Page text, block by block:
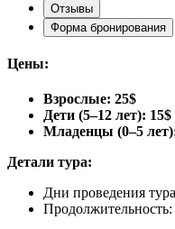
Отзывы
Форма бронирования
Цены:
Взрослые: 25$
Дети (5–12 лет): 15$
Младенцы (0–5
Детали тура:
Дни проведения